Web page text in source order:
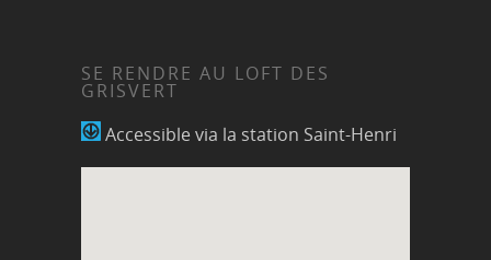
SE RENDRE AU LOFT DES
GRISVERT
Accessible via la station Saint-Henri